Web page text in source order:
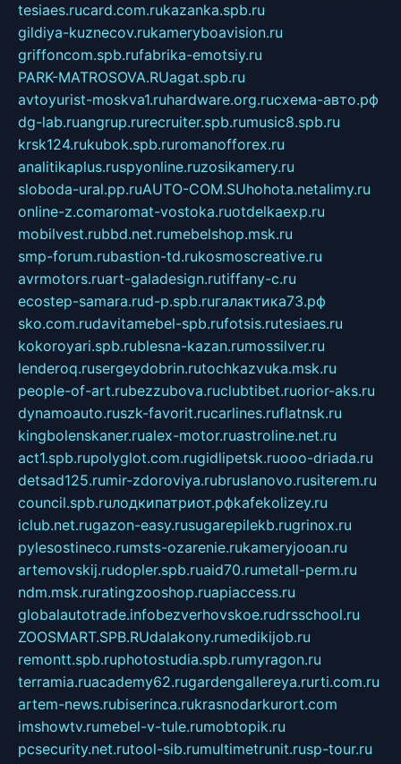
tesiaes.rucard.com.rukazanka.spb.ru
gildiya-kuznecov.rukameryboavision.ru
griffoncom.spb.rufabrika-emotsiy.ru
PARK-MATROSOVA.RUagat.spb.ru
avtoyurist-moskva1.ruhardware.org.ruсхема-авто.рф
dg-lab.ruangrup.rurecruiter.spb.rumusic8.spb.ru
krsk124.rukubok.spb.ruromanofforex.ru
analitikaplus.ruspyonline.ruzosikamery.ru
sloboda-ural.pp.ruAUTO-COM.SUhohota.netalimy.ru
online-z.comaromat-vostoka.ruotdelkaexp.ru
mobilvest.rubbd.net.rumebelshop.msk.ru
smp-forum.rubastion-td.rukosmoscreative.ru
avrmotors.ruart-galadesign.rutiffany-c.ru
ecostep-samara.rud-p.spb.ruгалактика73.рф
sko.com.rudavitamebel-spb.rufotsis.rutesiaes.ru
kokoroyari.spb.rublesna-kazan.rumossilver.ru
lenderoq.rusergeydobrin.rutochkazvuka.msk.ru
people-of-art.rubezzubova.ruclubtibet.ruorior-aks.ru
dynamoauto.ruszk-favorit.rucarlines.ruflatnsk.ru
kingbolenskaner.rualex-motor.ruastroline.net.ru
act1.spb.rupolyglot.com.rugidlipetsk.ruooo-driada.ru
detsad125.rumir-zdoroviya.rubruslanovo.rusiterem.ru
council.spb.ruлодкипатриот.рфkafekolizey.ru
iclub.net.rugazon-easy.rusugarepilekb.rugrinox.ru
pylesostineco.rumsts-ozarenie.rukameryjooan.ru
artemovskij.rudopler.spb.ruaid70.rumetall-perm.ru
ndm.msk.ruratingzooshop.ruapiaccess.ru
globalautotrade.infobezverhovskoe.rudrsschool.ru
ZOOSMART.SPB.RUdalakony.rumedikijob.ru
remontt.spb.ruphotostudia.spb.rumyragon.ru
terramia.ruacademy62.rugardengallereya.rurti.com.ru
artem-news.rubiserinca.rukrasnodarkurort.com
imshowtv.rumebel-v-tule.rumobtopik.ru
pcsecurity.net.rutool-sib.rumultimetrunit.rusp-tour.ru